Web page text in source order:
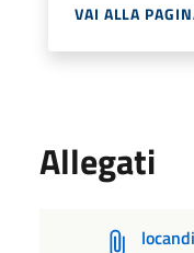
VAI ALLA
Allegati